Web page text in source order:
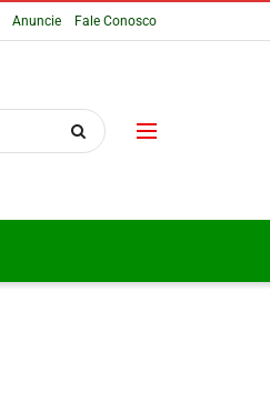
Anuncie Fale Conosco